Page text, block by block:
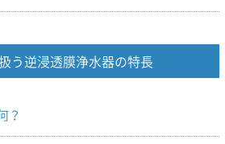
う逆浸透膜浄水器の特長
？